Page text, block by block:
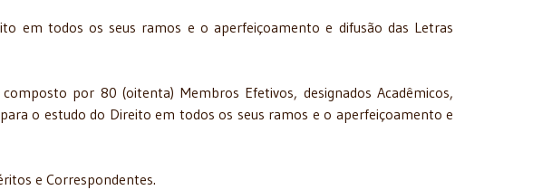
em todos os seus ramos e o aperfeiçoamento e difusão das Letras
por 80 (oitenta) Membros Efetivos, designados Acadêmicos,
o estudo do Direito em todos os seus ramos e o aperfeiçoamento e
e Correspondentes.